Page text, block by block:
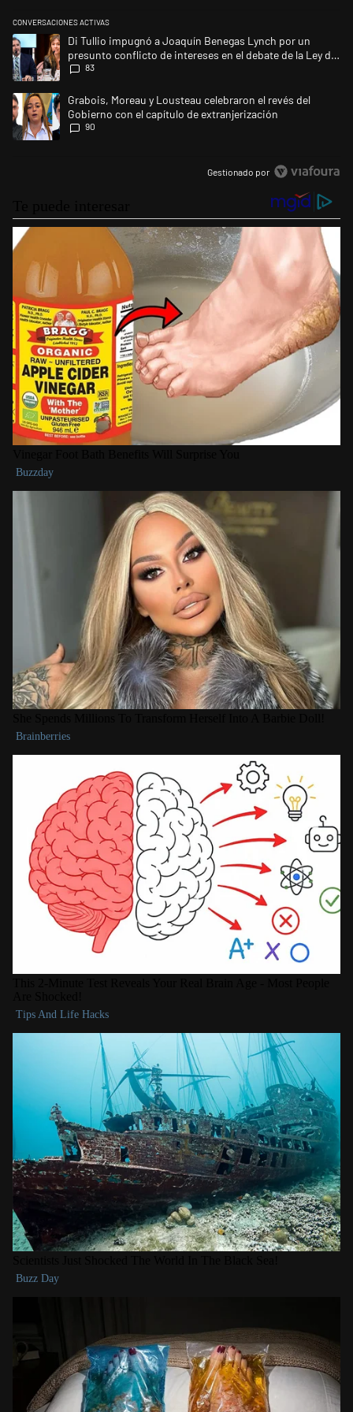
CONVERSACIONES ACTIVAS
Este listado muestra los artículos con más comentarios en los últimos
Un artículo de tendencia con el título "Di Tullio impugnó a Joaquín
Di Tullio impugnó a Joaquín Benegas Lynch por un
presunto conflicto de intereses en el debate de la Ley de
Tierras
83
Un artículo de tendencia con el título "Grabois, Moreau y Lousteau
Grabois, Moreau y Lousteau celebraron el revés del
Gobierno con el capítulo de extranjerización
90
Gestionado por